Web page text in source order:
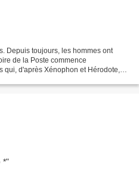
Depuis toujours, les hommes ont
de la Poste commence
d'après Xénophon et Hérodote,